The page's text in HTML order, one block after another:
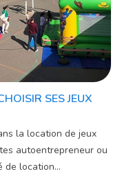
SES JEUX
la location de jeux
autoentrepreneur ou
de location...